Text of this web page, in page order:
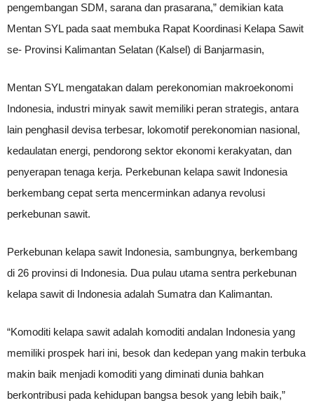
pengembangan SDM, sarana dan prasarana,” demikian kata
Mentan SYL pada saat membuka Rapat Koordinasi Kelapa Sawit
se- Provinsi Kalimantan Selatan (Kalsel) di Banjarmasin,
Mentan SYL mengatakan dalam perekonomian makroekonomi
Indonesia, industri minyak sawit memiliki peran strategis, antara
lain penghasil devisa terbesar, lokomotif perekonomian nasional,
kedaulatan energi, pendorong sektor ekonomi kerakyatan, dan
penyerapan tenaga kerja. Perkebunan kelapa sawit Indonesia
berkembang cepat serta mencerminkan adanya revolusi
perkebunan sawit.
Perkebunan kelapa sawit Indonesia, sambungnya, berkembang
di 26 provinsi di Indonesia. Dua pulau utama sentra perkebunan
kelapa sawit di Indonesia adalah Sumatra dan Kalimantan.
“Komoditi kelapa sawit adalah komoditi andalan Indonesia yang
memiliki prospek hari ini, besok dan kedepan yang makin terbuka
makin baik menjadi komoditi yang diminati dunia bahkan
berkontribusi pada kehidupan bangsa besok yang lebih baik,”